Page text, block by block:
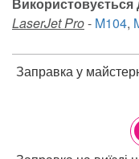
LaserJet Pro- M104,
Заправка у